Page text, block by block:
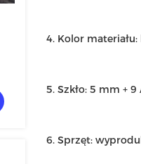
4. Kolor
5. Szkło: 5 mm +
6. Sprzęt: